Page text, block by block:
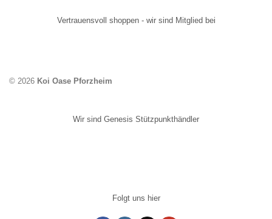
Vertrauensvoll shoppen - wir sind Mitglied bei
© 2026 Koi Oase Pforzheim
Wir sind Genesis Stützpunkthändler
Folgt uns hier